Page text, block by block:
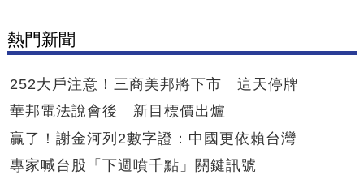
熱門新聞
252大戶注意！三商美邦將下市 這天停牌
華邦電法說會後 新目標價出爐
贏了！謝金河列2數字證：中國更依賴台灣
專家喊台股「下週噴千點」關鍵訊號